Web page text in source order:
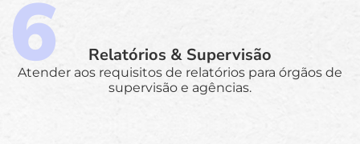
Relatórios & Supervisão
Atender aos requisitos de relatórios para órgãos de
supervisão e agências.